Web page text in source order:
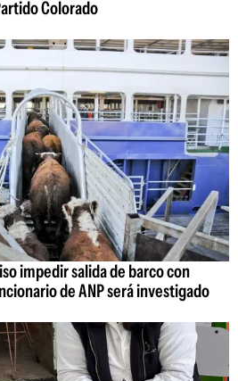
Colorado
impedir salida de barco con
de ANP será investigado